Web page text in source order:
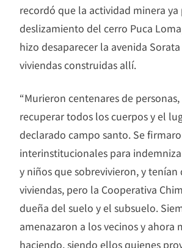
recordó que la actividad minera ya
deslizamiento del cerro Puca
hizo desaparecer la avenida
viviendas construidas allí.
“Murieron centenares de
recuperar todos los cuerpos y el
declarado campo santo. Se
interinstitucionales para
y niños que sobrevivieron, y tenían
viviendas, pero la Cooperativa
dueña del suelo y el subsuelo.
amenazaron a los vecinos y ahora
haciendo, siendo ellos quienes